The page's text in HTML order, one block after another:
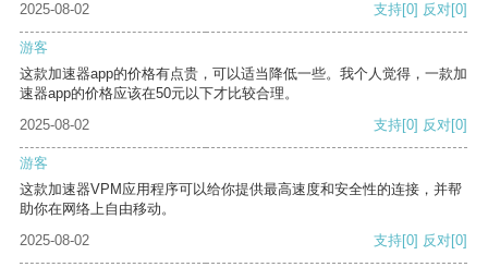
2025-08-02 支持[0] 反对[0]
游客
这款加速器app的价格有点贵，可以适当降低一些。我个人觉得，一款加
速器app的价格应该在50元以下才比较合理。
2025-08-02
支持[0] 反对[0]
游客
这款加速器VPM应用程序可以给你提供最高速度和安全性的连接，并帮
助你在网络上自由移动。
2025-08-02
支持[0] 反对[0]